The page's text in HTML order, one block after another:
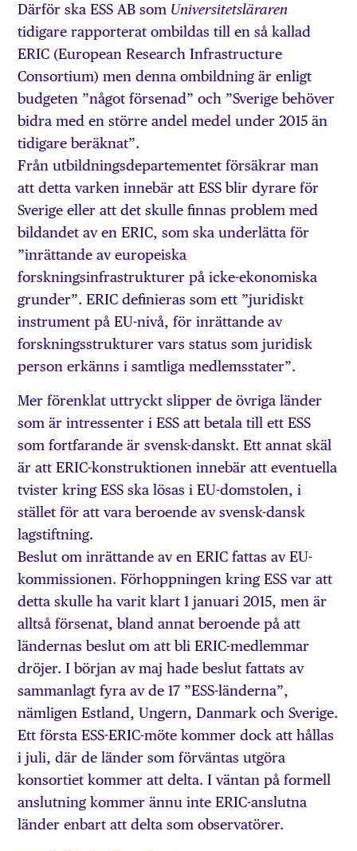
Därför ska ESS AB som ­ Universitetsläraren
tidigare rapporterat ombildas till en så kallad
ERIC (European Research Infrastructure
Consortium) men denna ombildning är enligt
budgeten ”något försenad” och ”Sverige behöver
bidra med en större andel medel under 2015 än
tidigare beräknat”.
Från utbildningsdepartementet försäkrar man
att detta varken innebär att ESS blir dyrare för
Sverige eller att det skulle finnas problem med
bildandet av en ERIC, som ska underlätta för
”inrättande av europeiska
forskningsinfrastrukturer på icke-ekonomiska
grunder”. ERIC definieras som ett ”juridiskt
instrument på EU-nivå, för inrättande av
forskningsstrukturer vars status som juridisk
person erkänns i samtliga medlemsstater”.
Mer förenklat uttryckt slipper de övriga länder
som är intressenter i ESS att betala till ett ESS
som fortfarande är svensk-danskt. Ett annat skäl
är att ERIC-konstruktionen innebär att eventuella
tvister kring ESS ska lösas i EU-domstolen, i
stället för att vara beroende av svensk-dansk
lagstiftning.
Beslut om inrättande av en ERIC fattas av EU-
kommissionen. Förhoppningen kring ESS var att
detta skulle ha varit klart 1 januari 2015, men är
alltså försenat, bland annat beroende på att
ländernas beslut om att bli ERIC-medlemmar
dröjer. I början av maj hade beslut fattats av
sammanlagt fyra av de 17 ”ESS-länderna”,
nämligen Estland, Ungern, Danmark och Sverige.
Ett första ESS-ERIC-möte kommer dock att hållas
i juli, där de länder som förväntas utgöra
konsortiet kommer att delta. I väntan på formell
anslutning kommer ännu inte ERIC-anslutna
länder enbart att delta som observatörer.